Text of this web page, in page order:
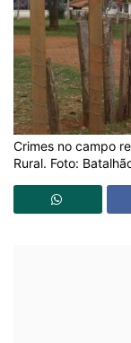
Crimes no campo
Rural. Foto: